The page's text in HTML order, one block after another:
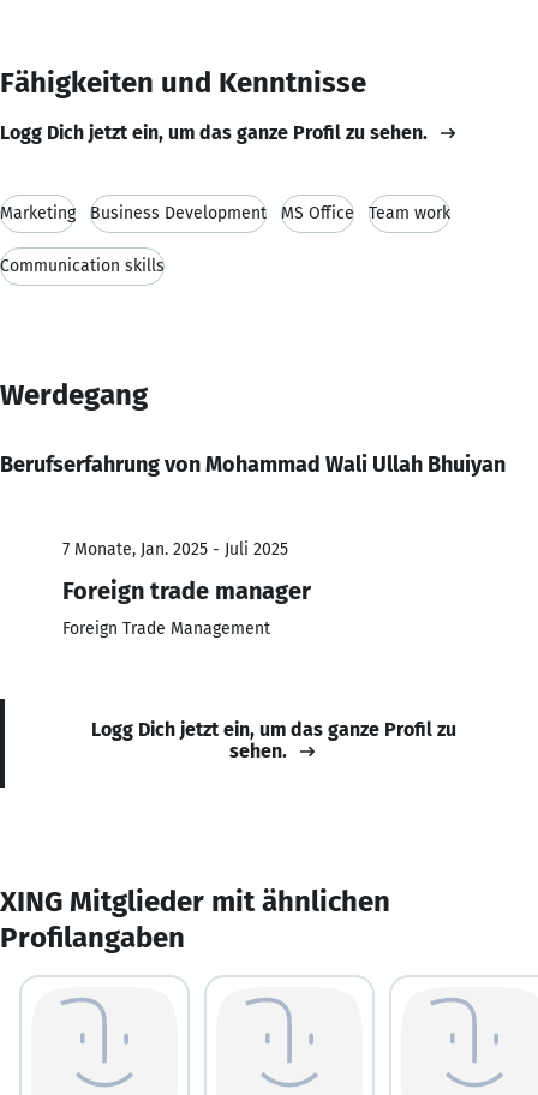
Fähigkeiten und Kenntnisse
Logg Dich jetzt ein, um das ganze Profil zu sehen.
Marketing Business Development MS Office Team work
Communication skills
Werdegang
Berufserfahrung von Mohammad Wali Ullah Bhuiyan
7 Monate, Jan. 2025 - Juli 2025
Foreign trade manager
Foreign Trade Management
Logg Dich jetzt ein, um das ganze Profil zu
sehen.
XING Mitglieder mit ähnlichen
Profilangaben